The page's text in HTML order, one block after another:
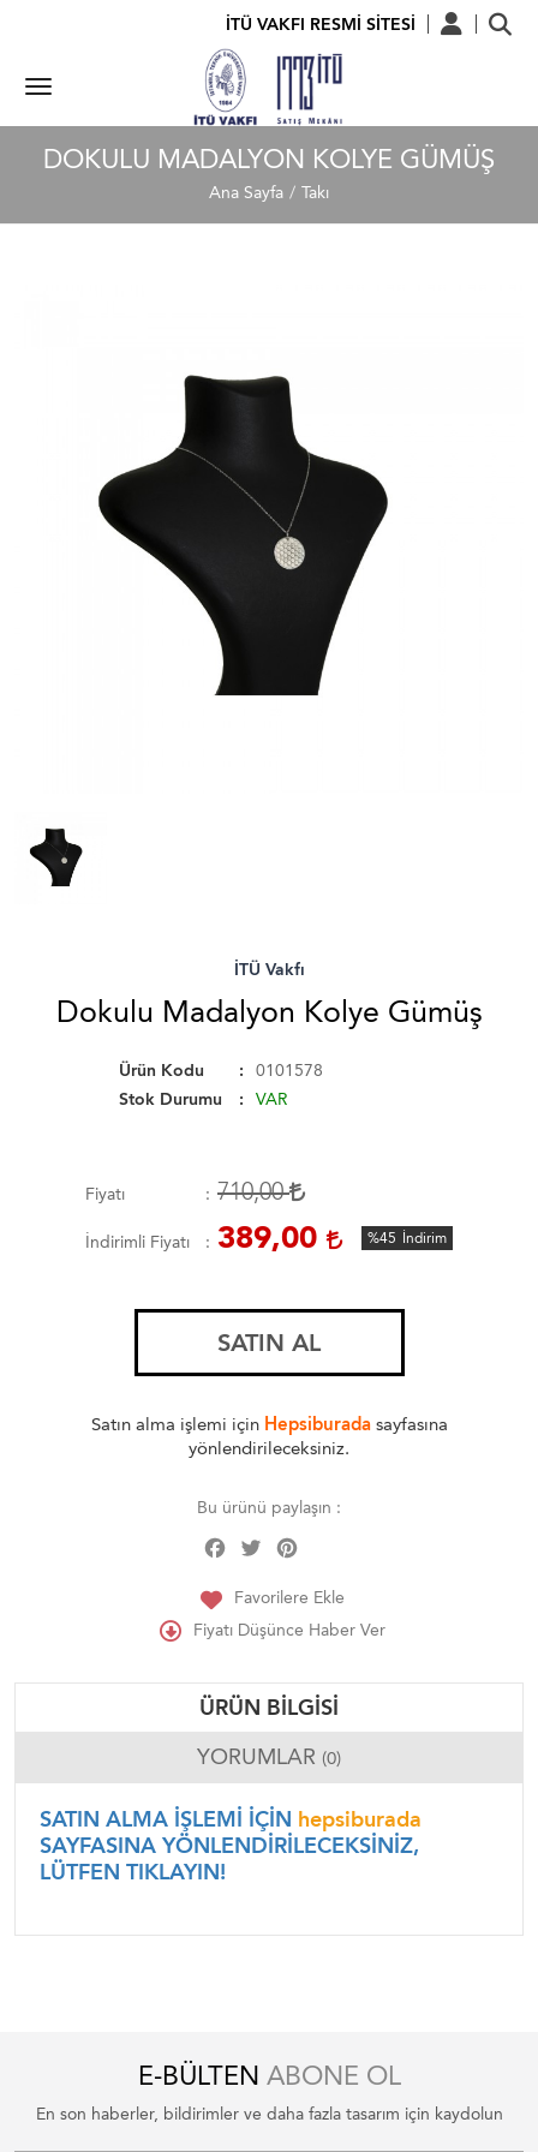
İTÜ VAKFI RESMİ SİTESİ
DOKULU MADALYON KOLYE GÜMÜŞ
Ana Sayfa Takı
İTÜ Vakfı
Dokulu Madalyon Kolye Gümüş
Ürün Kodu
0101578
Stok Durumu
VAR
Fiyatı 710,00
İndirimli Fiyatı 389,00 %45 İndirim
SATIN AL
Satın alma işlemi için Hepsiburadasayfasına
yönlendirileceksiniz.
Bu ürünü paylaşın :
Facebook
Twitter
Favorilere Ekle
Fiyatı Düşünce Haber Ver
ÜRÜN BILGISI
YORUMLAR (0)
SATIN ALMA İŞLEMİ İÇİN hepsiburada
SAYFASINA YÖNLENDİRİLECEKSİNİZ,
LÜTFEN TIKLAYIN!
E-BÜLTEN ABONE OL
En son haberler, bildirimler ve daha fazla tasarım için kaydolun